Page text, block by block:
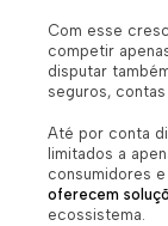
Com esse
competir
disputar
seguros,
Até por conta
limitados a
consumidores
oferecem
ecossistema.